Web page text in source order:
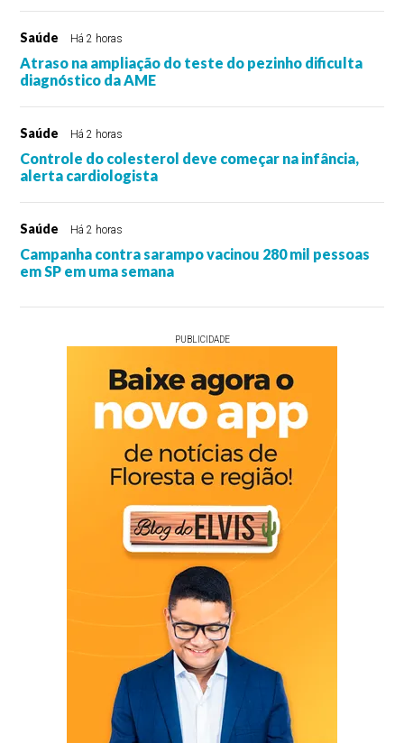
Saúde Há 2 horas
Atraso na ampliação do teste do pezinho dificulta
diagnóstico da AME
Saúde Há 2 horas
Controle do colesterol deve começar na infância,
alerta cardiologista
Saúde Há 2 horas
Campanha contra sarampo vacinou 280 mil pessoas
em SP em uma semana
PUBLICIDADE